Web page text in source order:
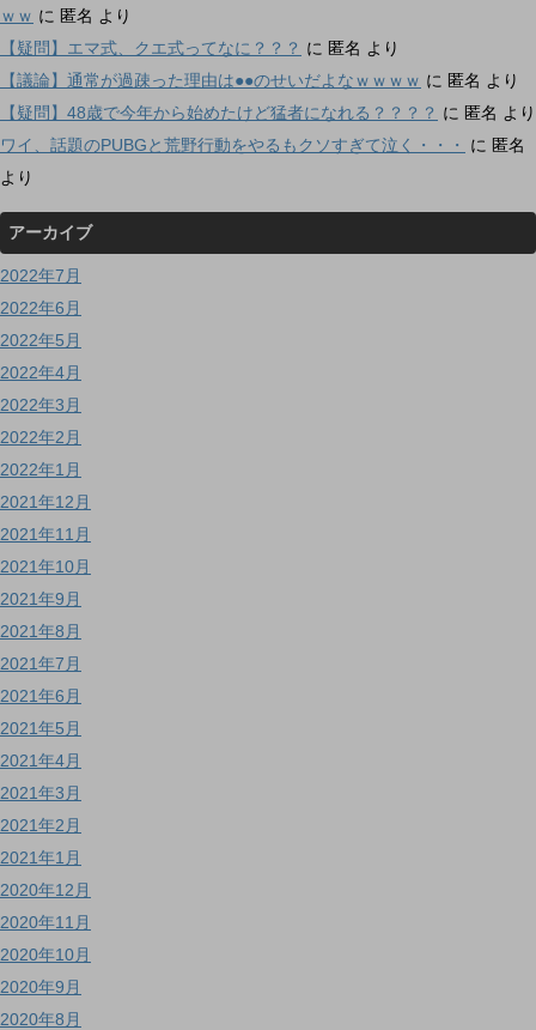
ｗｗ に 匿名 より
【疑問】エマ式、クエ式ってなに？？？ に 匿名 より
【議論】通常が過疎った理由は●●のせいだよなｗｗｗｗ に 匿名 より
【疑問】48歳で今年から始めたけど猛者になれる？？？？ に 匿名 より
ワイ、話題のPUBGと荒野行動をやるもクソすぎて泣く・・・
に 匿名
より
アーカイブ
2022年7月
2022年6月
2022年5月
2022年4月
2022年3月
2022年2月
2022年1月
2021年12月
2021年11月
2021年10月
2021年9月
2021年8月
2021年7月
2021年6月
2021年5月
2021年4月
2021年3月
2021年2月
2021年1月
2020年12月
2020年11月
2020年10月
2020年9月
2020年8月